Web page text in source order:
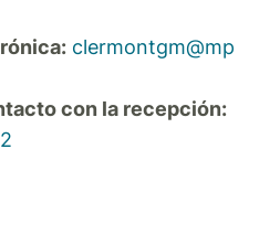
clermontgm@mp
con la recepción: